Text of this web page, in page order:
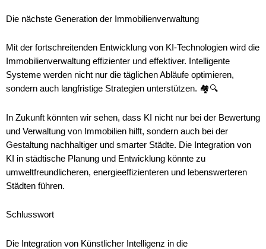
Die nächste Generation der Immobilienverwaltung
Mit der fortschreitenden Entwicklung von KI-Technologien wird die
Immobilienverwaltung effizienter und effektiver. Intelligente
Systeme werden nicht nur die täglichen Abläufe optimieren,
sondern auch langfristige Strategien unterstützen. 🏘️🔍
In Zukunft könnten wir sehen, dass KI nicht nur bei der Bewertung
und Verwaltung von Immobilien hilft, sondern auch bei der
Gestaltung nachhaltiger und smarter Städte. Die Integration von
KI in städtische Planung und Entwicklung könnte zu
umweltfreundlicheren, energieeffizienteren und lebenswerteren
Städten führen.
Schlusswort
Die Integration von Künstlicher Intelligenz in die